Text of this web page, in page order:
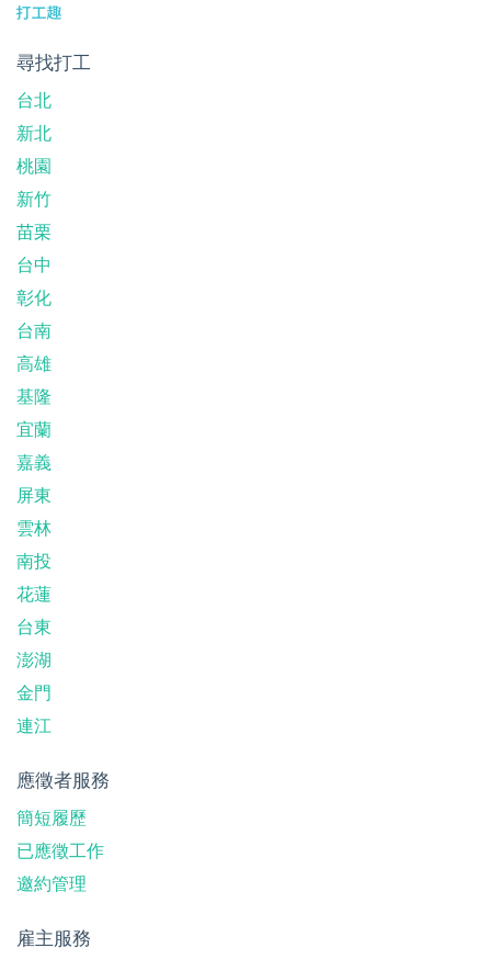
尋找打工
台北
新北
桃園
新竹
苗栗
台中
彰化
台南
高雄
基隆
宜蘭
嘉義
屏東
雲林
南投
花蓮
台東
澎湖
金門
連江
應徵者服務
簡短履歷
已應徵工作
邀約管理
雇主服務